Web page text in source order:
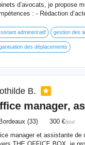
d’avocats, je propose
: - Rédaction
administratif gestion des
des déplacements
B.
manager,
(33) 300 €/jour
manager et assistante de